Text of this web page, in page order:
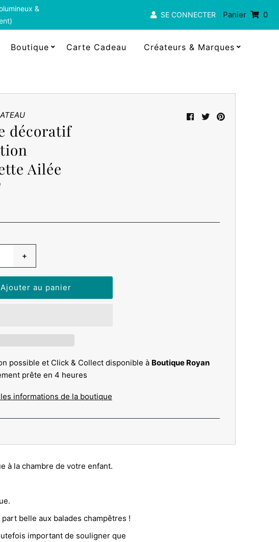
&
SE CONNECTER Panier 0
Boutique Carte Cadeau Créateurs & Marques
décoratif
Ailée
+
possible et Click & Collect disponible à Boutique Royan
prête en 4 heures
informations de la boutique
à la chambre de votre enfant.
belle aux balades champêtres !
important de souligner que